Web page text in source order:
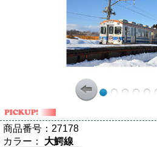
商品番号： 27178
カラー： 大鰐線